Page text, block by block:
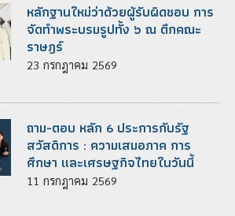
หลักฐานใหม่ว่าด้วยผู้รับผิดชอบ การ
จัดทำพระบรมรูปทั้ง ๖ ณ ตึกคณะ
ราษฎร์
23 กรกฎาคม 2569
ถาม-ตอบ หลัก 6 ประการกับรัฐ
สวัสดิการ : ความเสมอภาค การ
ศึกษา และเศรษฐกิจไทยในวันนี้
11 กรกฎาคม 2569